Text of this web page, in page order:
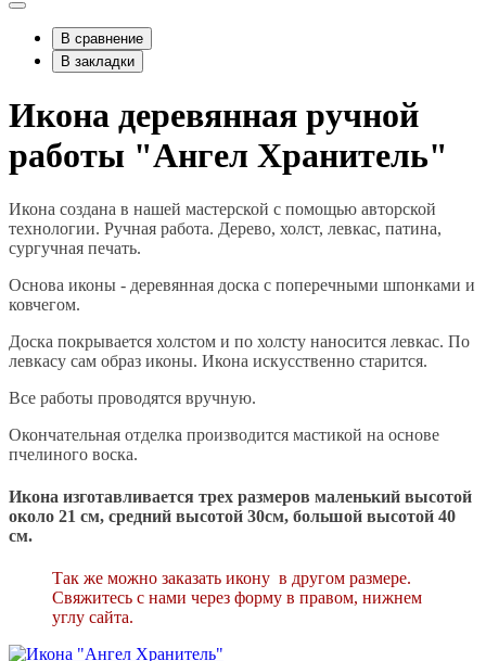
В сравнение
В закладки
Икона деревянная ручной
работы "Ангел Хранитель"
Икона создана в нашей мастерской с помощью авторской
технологии. Ручная работа. Дерево, холст, левкас, патина,
сургучная печать.
Основа иконы - деревянная доска с поперечными шпонками и
ковчегом.
Доска покрывается холстом и по холсту наносится левкас. По
левкасу сам образ иконы. Икона искусственно старится.
Все работы проводятся вручную.
Окончательная отделка производится мастикой на основе
пчелиного воска.
Икона изготавливается трех размеров маленький высотой
около 21 см, средний высотой 30см, большой высотой 40
см.
Так же можно заказать икону в другом размере.
Свяжитесь с нами через форму в правом, нижнем
углу сайта.